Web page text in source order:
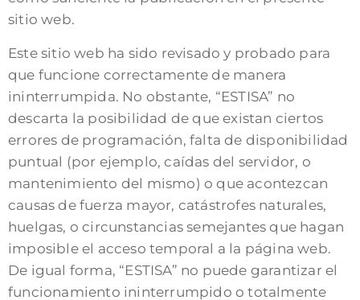
sitio web.
Este sitio web ha sido revisado y probado para
que funcione correctamente de manera
ininterrumpida. No obstante, “ESTISA” no
descarta la posibilidad de que existan ciertos
errores de programación, falta de disponibilidad
puntual (por ejemplo, caídas del servidor, o
mantenimiento del mismo) o que acontezcan
causas de fuerza mayor, catástrofes naturales,
huelgas, o circunstancias semejantes que hagan
imposible el acceso temporal a la página web.
De igual forma, “ESTISA” no puede garantizar el
funcionamiento ininterrumpido o totalmente